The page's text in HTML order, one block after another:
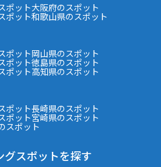
ポット大阪府のスポット
ポット和歌山県のスポット
ポット岡山県のスポット
ポット徳島県のスポット
ポット高知県のスポット
ポット長崎県のスポット
ポット宮崎県のスポット
スポット
グスポットを探す